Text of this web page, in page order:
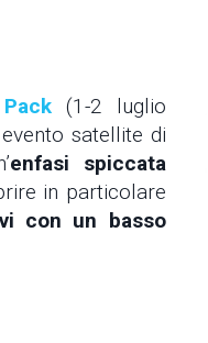
(1-2 luglio
satellite di
enfasi spiccata
in particolare
con un basso